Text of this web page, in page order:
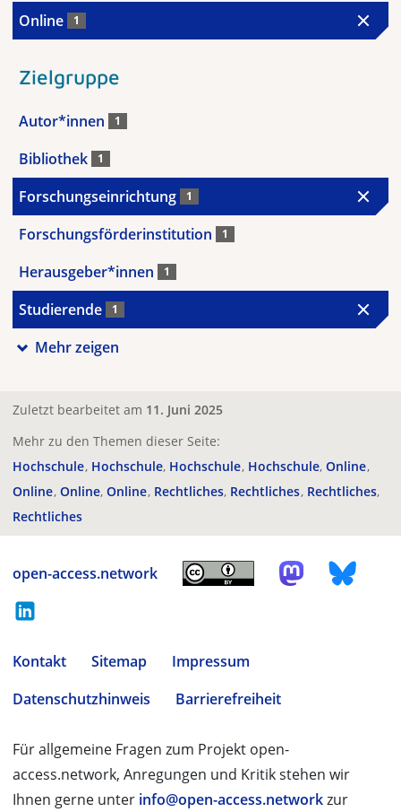
Online 1
Zielgruppe
Autor*innen 1
Bibliothek 1
Forschungseinrichtung 1
Forschungsförderinstitution 1
Herausgeber*innen 1
Studierende 1
Mehr zeigen
Zuletzt bearbeitet am 11. Juni 2025
Mehr zu den Themen dieser Seite:
Hochschule Hochschule Hochschule Hochschule Online
Online Online Online Rechtliches Rechtliches Rechtliches
Rechtliches
open-access.network
Kontakt Sitemap
Impressum
Datenschutzhinweis
Barrierefreiheit
Für allgemeine Fragen zum Projekt open-
access.network, Anregungen und Kritik stehen wir
Ihnen gerne unter info@open-access.networkzur